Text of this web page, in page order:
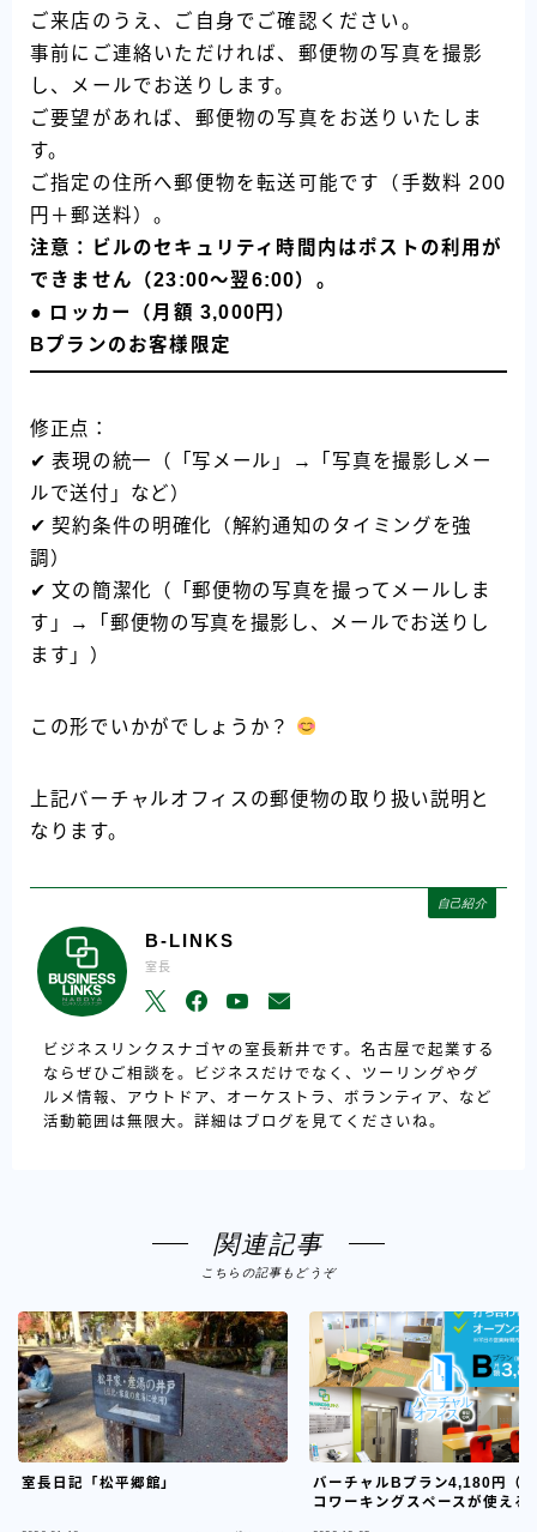
ご来店のうえ、ご自身でご確認ください。
事前にご連絡いただければ、郵便物の写真を撮影
し、メールでお送りします。
ご要望があれば、郵便物の写真をお送りいたしま
す。
ご指定の住所へ郵便物を転送可能です（手数料 200
円＋郵送料）。
注意：ビルのセキュリティ時間内はポストの利用が
できません（23:00～翌6:00）。
● ロッカー（月額 3,000円）
Bプランのお客様限定
修正点：
✔ 表現の統一（「写メール」→「写真を撮影しメー
ルで送付」など）
✔ 契約条件の明確化（解約通知のタイミングを強
調）
✔ 文の簡潔化（「郵便物の写真を撮ってメールしま
す」→「郵便物の写真を撮影し、メールでお送りし
ます」）
この形でいかがでしょうか？
上記バーチャルオフィスの郵便物の取り扱い説明と
なります。
自己紹介
B-LINKS
室長
ビジネスリンクスナゴヤの室長新井です。名古屋で起業する
ならぜひご相談を。ビジネスだけでなく、ツーリングやグ
ルメ情報、アウトドア、オーケストラ、ボランティア、など
活動範囲は無限大。詳細はブログを見てくださいね。
関連記事
こちらの記事もどうぞ
室長日記「松平郷館」
バーチャルBプラン4,180円（
コワーキングスペースが使える